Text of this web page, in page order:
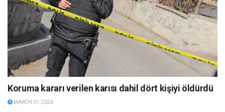
Koruma kararı verilen karısı dahil dört kişiyi öldürdü
MARCH 31, 2026